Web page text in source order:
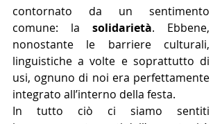
contornato da un sentimento
comune: la solidarietà. Ebbene,
nonostante le barriere culturali,
linguistiche a volte e soprattutto di
usi, ognuno di noi era perfettamente
integrato all’interno della festa.
In tutto ciò ci siamo sentiti